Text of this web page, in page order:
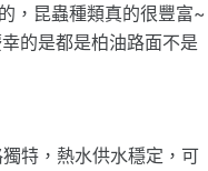
，昆蟲種類真的很豐富~
的是都是柏油路面不是
特，熱水供水穩定，可